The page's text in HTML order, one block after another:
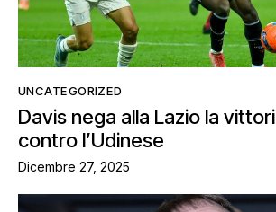
UNCATEGORIZED
Davis nega alla Lazio la
contro l’Udinese
Dicembre 27, 2025